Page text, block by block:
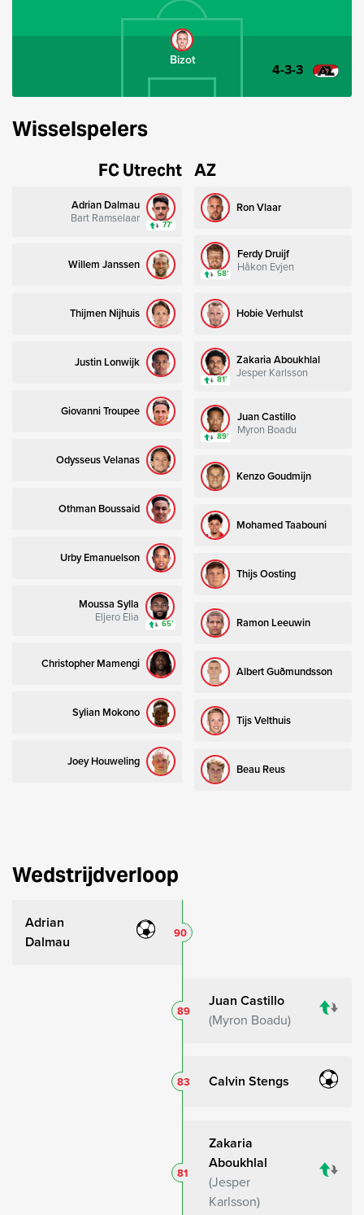
Bizot 4-3-3
Wisselspelers
FC Utrecht
Adrian Dalmau
Bart Ramselaar
77’
Willem Janssen
Thijmen Nijhuis
Justin Lonwijk
Giovanni Troupee
Odysseus Velanas
Othman Boussaid
Urby Emanuelson
Moussa Sylla
Eljero Elia
65’
Christopher Mamengi
Sylian Mokono
Joey Houweling
AZ
Ron Vlaar
Ferdy Druijf
Håkon Evjen
58’
Hobie Verhulst
Zakaria Aboukhlal
Jesper Karlsson
81’
Juan Castillo
Myron Boadu
89’
Kenzo Goudmijn
Mohamed Taabouni
Thijs Oosting
Ramon Leeuwin
Albert Guðmundsson
Tijs Velthuis
Beau Reus
Wedstrijdverloop
Adrian
Dalmau
90
Juan Castillo
Myron Boadu
89
Calvin Stengs
83
Zakaria
Aboukhlal
Jesper
Karlsson
81